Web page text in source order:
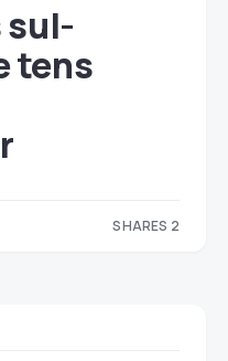
sul-
tens
SHARES 2